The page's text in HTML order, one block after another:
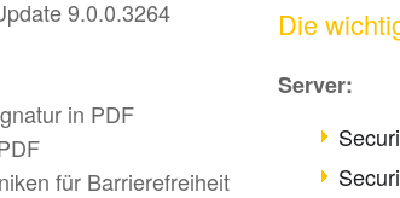
9.0.0.3264
in PDF
für Barrierefreiheit
Die
Server: